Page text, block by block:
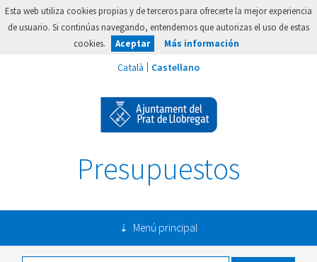
Esta web utiliza cookies propias y de terceros para ofrecerte la mejor experiencia
de usuario. Si continúas navegando, entendemos que autorizas el uso de estas
cookies.
Aceptar Más información
Presupuestos
Menú principal